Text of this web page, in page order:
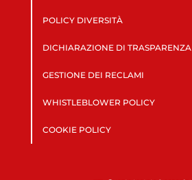
POLICY DIVERSITÀ
DICHIARAZIONE DI TRASPARENZA
GESTIONE DEI RECLAMI
WHISTLEBLOWER POLICY
COOKIE POLICY